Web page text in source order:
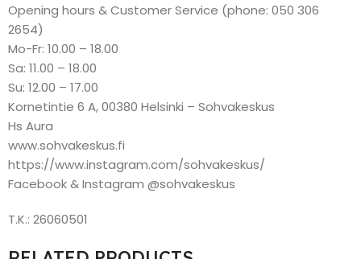
Opening hours & Customer Service (phone: 050 306
2654)
Mo-Fr: 10.00 – 18.00
Sa: 11.00 – 18.00
Su: 12.00 – 17.00
Kornetintie 6 A, 00380 Helsinki – Sohvakeskus
Hs Aura
www.sohvakeskus.fi
https://www.instagram.com/sohvakeskus/
Facebook & Instagram @sohvakeskus
T.K.: 26060501